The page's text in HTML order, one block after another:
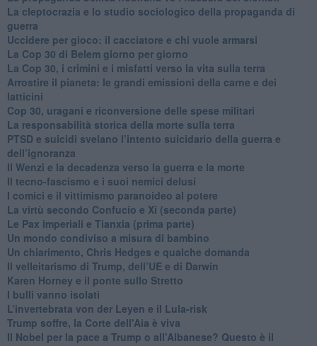
​La cleptocrazia e lo studio sociologico della propaganda di
guerra
​Uccidere per gioco: il cacciatore e chi vuole armarsi
​La Cop 30 di Belem giorno per giorno
La Cop 30, i crimini e i misfatti verso la vita sulla terra
Arrostire il pianeta: le grandi emissioni della carne e dei
latticini
​Cop 30, uragani e riconversione delle spese militari
La responsabilità storica della morte sulla terra
PTSD e suicidi svelano l’intento suicidario della guerra e
dell’ignoranza
Il Wenzi e la decadenza verso la guerra e la morte
​Il tecno-fascismo e i suoi nemici delusi
​I comici e il vittimismo paranoideo al potere
​La virtù secondo Confucio e Xi (seconda parte)
Le Pax imperiali e Tianxia (prima parte)
Un mondo condiviso a misura di bambino
​Un chiarimento, Chris Hedges e qualche domanda
Il velleitarismo di Trump, dell’UE e di Darwin
​Karen Horney e il ponte sullo Stretto
​I bulli vanno isolati
L’invertebrata von der Leyen e il Lula-risk
Trump soffre, la Corte dell'Aia è viva
​Il Nobel per la pace a Trump o all’Albanese? Questo è il